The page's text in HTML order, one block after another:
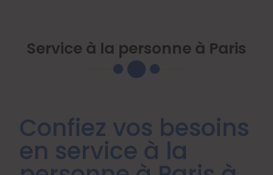
Service à la personne à Paris
Confiez vos besoins
en service à la